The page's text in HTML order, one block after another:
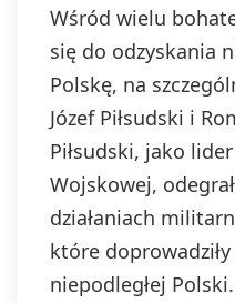
Wśród wielu
się do odzyskania
Polskę, na
Józef Piłsudski i
Piłsudski, jako
Wojskowej,
działaniach
które
niepodległej